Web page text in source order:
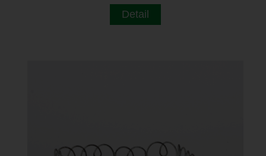
Detail